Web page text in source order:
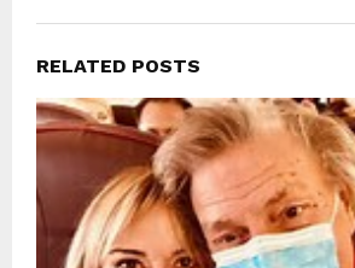
RELATED POSTS